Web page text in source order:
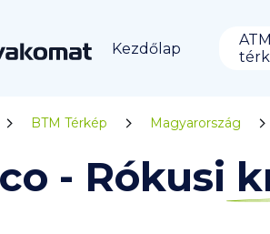
Kezdőlap
BTM Térkép Magyarország
- Rókusi